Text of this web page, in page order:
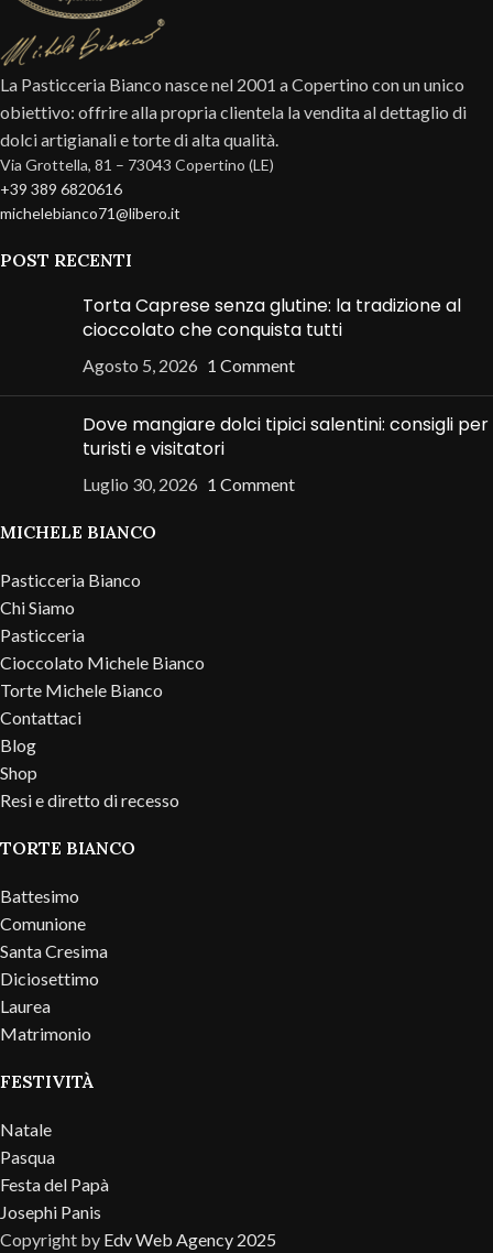
La Pasticceria Bianco nasce nel 2001 a Copertino con un unico
obiettivo: offrire alla propria clientela la vendita al dettaglio di
dolci artigianali e torte di alta qualità.
Via Grottella, 81 – 73043 Copertino (LE)
+39 389 6820616
michelebianco71@libero.it
POST RECENTI
Torta Caprese senza glutine: la tradizione al
cioccolato che conquista tutti
Agosto 5, 2026 1 Comment
Dove mangiare dolci tipici salentini: consigli per
turisti e visitatori
Luglio 30, 2026 1 Comment
MICHELE BIANCO
Pasticceria Bianco
Chi Siamo
Pasticceria
Cioccolato Michele Bianco
Torte Michele Bianco
Contattaci
Blog
Shop
Resi e diretto di recesso
TORTE BIANCO
Battesimo
Comunione
Santa Cresima
Diciosettimo
Laurea
Matrimonio
FESTIVITÀ
Natale
Pasqua
Festa del Papà
Josephi Panis
Copyright by Edv Web Agency 2025